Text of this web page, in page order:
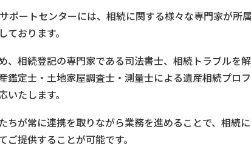
ポートセンターには、相続に関する様々な専門家が所
ております。
、相続登記の専門家である司法書士、相続トラブルを
鑑定士・土地家屋調査士・測量士による遺産相続プロ
いたします。
ちが常に連携を取りながら業務を進めることで、相続
ご提供することが可能です。